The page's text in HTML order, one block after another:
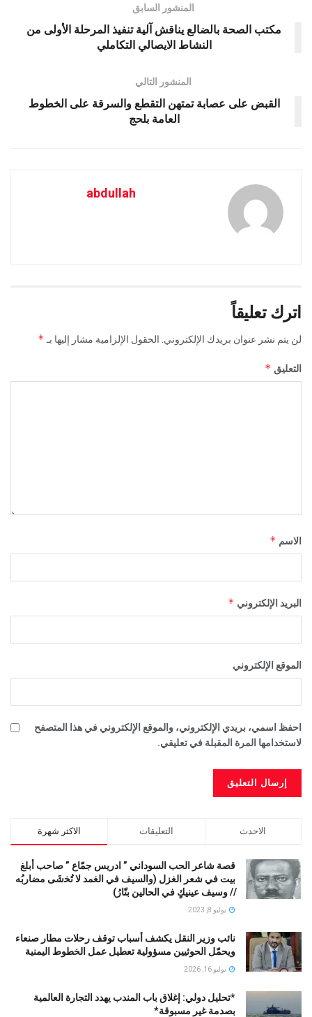
المنشور السابق
مكتب الصحة بالضالع يناقش آلية تنفيذ المرحلة الأولى من
النشاط الايصالي التكاملي
المنشور التالي
القبض على عصابة تمتهن التقطع والسرقة على الخطوط
العامة بلحج
abdullah
اترك تعليقاً
لن يتم نشر عنوان بريدك الإلكتروني. الحقول الإلزامية مشار إليها بـ *
التعليق *
الاسم *
البريد الإلكتروني *
الموقع الإلكتروني
احفظ اسمي، بريدي الإلكتروني، والموقع الإلكتروني في هذا المتصفح
لاستخدامها المرة المقبلة في تعليقي.
الاكثر شهرة التعليقات الاحدث
قصة شاعر الحب السوداني ” ادريس جمّاع ” صاحب أبلغ
بيت في شعر الغزل (وﺍﻟﺴﻴﻒ ﻓﻲ الغمد ﻻ ﺗُﺨشَى مضاربُه
// ﻭﺳﻴﻒ ﻋﻴﻨﻴﻚٍ ﻓﻲ ﺍﻟﺤﺎﻟﻴﻦ ﺑﺘّﺎﺭُ)
يوليو 8, 2023
نائب وزير النقل يكشف أسباب توقف رحلات مطار صنعاء
ويحمّل الحوثيين مسؤولية تعطيل عمل الخطوط اليمنية
يوليو 16, 2026
*تحليل دولي: إغلاق باب المندب يهدد التجارة العالمية
بصدمة غير مسبوقة*